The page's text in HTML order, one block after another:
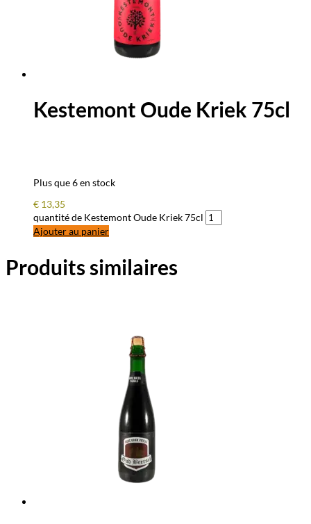
Kestemont Oude Kriek 75cl
Plus que 6 en stock
€ 13,35
quantité de Kestemont Oude Kriek 75cl
Ajouter au panier
Produits similaires